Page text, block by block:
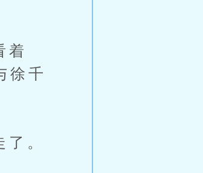
着
徐千
。